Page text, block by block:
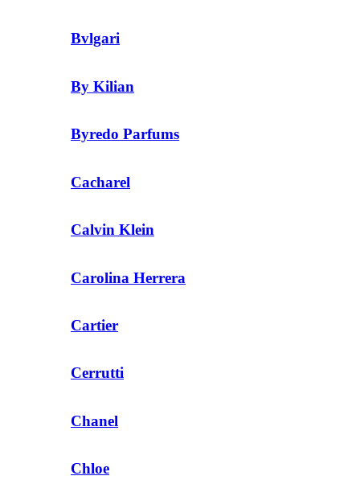
Bvlgari
By Kilian
Byredo Parfums
Cacharel
Calvin Klein
Carolina Herrera
Cartier
Cerrutti
Chanel
Chloe